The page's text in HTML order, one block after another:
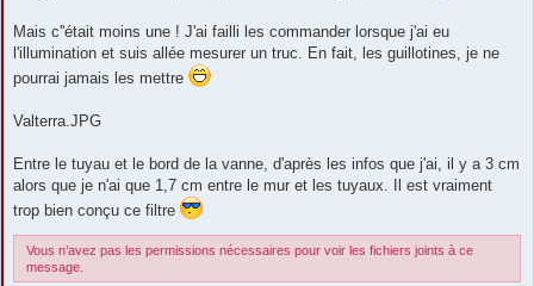
Mais c''était moins une ! J'ai failli les commander lorsque j'ai eu
l'illumination et suis allée mesurer un truc. En fait, les guillotines, je ne
pourrai jamais les mettre
Valterra.JPG
Entre le tuyau et le bord de la vanne, d'après les infos que j'ai, il y a 3 cm
alors que je n'ai que 1,7 cm entre le mur et les tuyaux. Il est vraiment
trop bien conçu ce filtre
Vous n’avez pas les permissions nécessaires pour voir les fichiers joints à ce
message.